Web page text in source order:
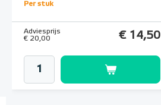
Per stuk
Adviesprijs
€ 20,00
€ 14,50